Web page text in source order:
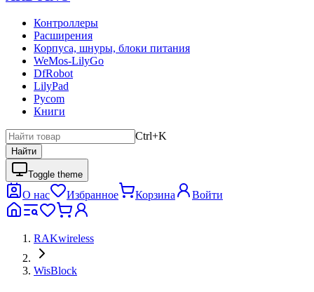
Контроллеры
Расширения
Корпуса, шнуры, блоки питания
WeMos-LilyGo
DfRobot
LilyPad
Pycom
Книги
Ctrl+K
Найти
Toggle theme
О нас Избранное Корзина Войти
RAKwireless
WisBlock